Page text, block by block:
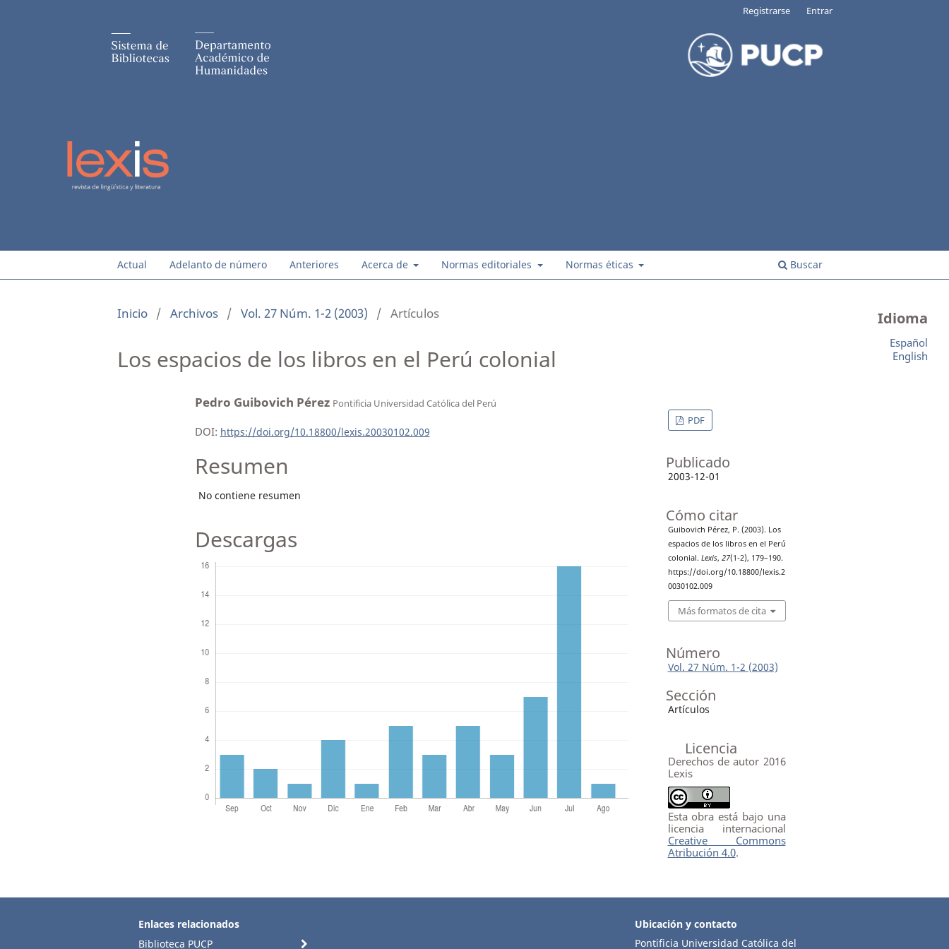
Actual Adelanto de número Anteriores Acerca de Normas editoriales Normas éticas Buscar
Registrarse Entrar
Inicio / Archivos / Vol. 27 Núm. 1-2 (2003) / Artículos
Los espacios de los libros en el Perú colonial
Pedro Guibovich Pérez Pontificia Universidad Católica del Perú
DOI: https://doi.org/10.18800/lexis.20030102.009
Resumen
No contiene resumen
Descargas
PDF
Publicado
2003-12-01
Cómo citar
Guibovich Pérez, P. (2003). Los
espacios de los libros en el Perú
colonial. Lexis, 27(1-2), 179–190.
https://doi.org/10.18800/lexis.2
0030102.009
Más formatos de cita
Número
Vol. 27 Núm. 1-2 (2003)
Sección
Artículos
Licencia
Derechos de autor 2016
Lexis
Esta obra está bajo una
licencia internacional
Creative Commons
Atribución 4.0.
Idioma
Español
English
Enlaces relacionados
Biblioteca PUCP
Ubicación y contacto
Pontificia Universidad Católica del